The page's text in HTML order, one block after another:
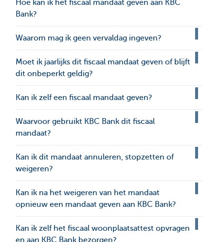
Hoe kan ik het fiscaal mandaat geven aan KBC
Bank?
Waarom mag ik geen vervaldag ingeven?
Moet ik jaarlijks dit fiscaal mandaat geven of blijft
dit onbeperkt geldig?
Kan ik zelf een fiscaal mandaat geven?
Waarvoor gebruikt KBC Bank dit fiscaal
mandaat?
Kan ik dit mandaat annuleren, stopzetten of
weigeren?
Kan ik na het weigeren van het mandaat
opnieuw een mandaat geven aan KBC Bank?
Kan ik zelf het fiscaal woonplaatsattest opvragen
en aan KBC Bank bezorgen?